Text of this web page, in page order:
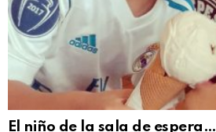
El niño de la sala de espera…